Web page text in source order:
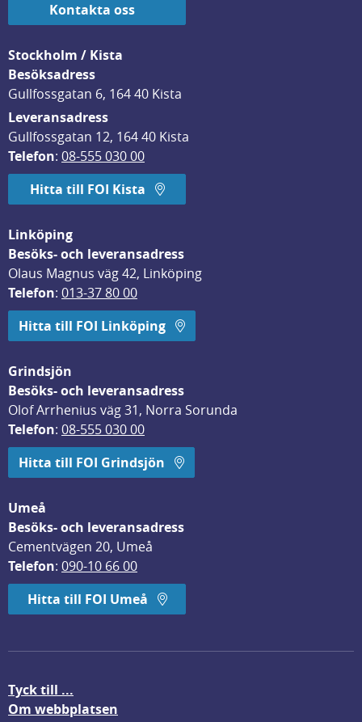
Kontakta oss
Stockholm / Kista
Besöksadress
Gullfossgatan 6, 164 40 Kista
Leveransadress
Gullfossgatan 12, 164 40 Kista
Telefon: 08-555 030 00
Hitta till FOI Kista
Linköping
Besöks- och leveransadress
Olaus Magnus väg 42, Linköping
Telefon: 013-37 80 00
Hitta till FOI Linköping
Grindsjön
Besöks- och leveransadress
Olof Arrhenius väg 31, Norra Sorunda
Telefon: 08-555 030 00
Hitta till FOI Grindsjön
Umeå
Besöks- och leveransadress
Cementvägen 20, Umeå
Telefon: 090-10 66 00
Hitta till FOI Umeå
Tyck till ...
Om webbplatsen